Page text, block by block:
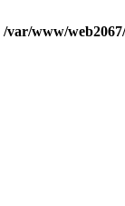
/var/www/